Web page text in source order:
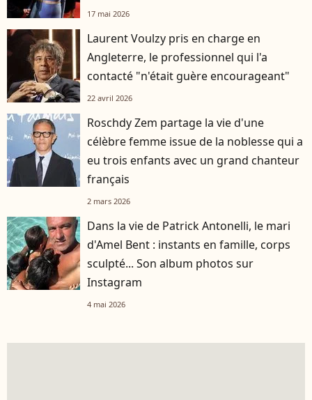
17 mai 2026
Laurent Voulzy pris en charge en
Angleterre, le professionnel qui l'a
contacté "n'était guère encourageant"
22 avril 2026
Roschdy Zem partage la vie d'une
célèbre femme issue de la noblesse qui a
eu trois enfants avec un grand chanteur
français
2 mars 2026
Dans la vie de Patrick Antonelli, le mari
d'Amel Bent : instants en famille, corps
sculpté... Son album photos sur
Instagram
4 mai 2026